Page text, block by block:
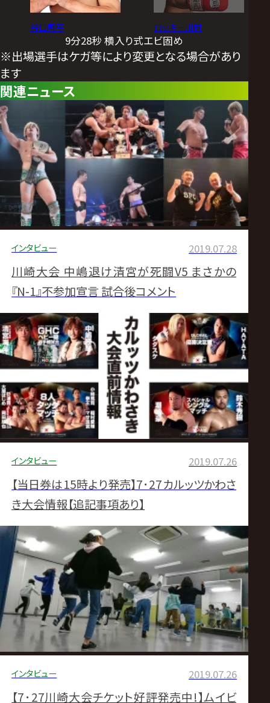
谷口周平 ロッキー川村
9分28秒 横入り式エビ固め
※出場選手はケガ等により変更となる場合があり
ます
関連ニュース
インタビュー 2019.07.28
川崎大会 中嶋退け清宮が死闘V5 まさかの
『N-1』不参加宣言 試合後コメント
インタビュー 2019.07.26
【当日券は15時より発売】7･27カルッツかわさ
き大会情報【追記事項あり】
インタビュー 2019.07.26
【7･27川崎大会チケット好評発売中!】ムイビ